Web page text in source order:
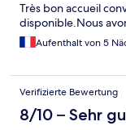
Très bon accueil
disponible.Nous
Aufenthalt von 5
Verifizierte Bewertung
8/10 – Sehr